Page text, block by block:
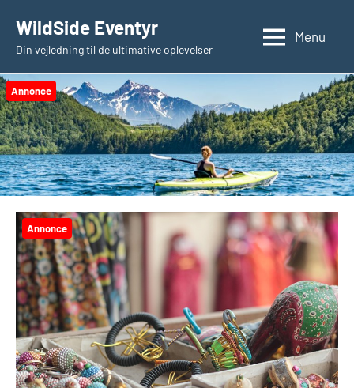
indhold
WildSide Eventyr
Din vejledning til de ultimative oplevelser
Menu
Annonce
Annonce